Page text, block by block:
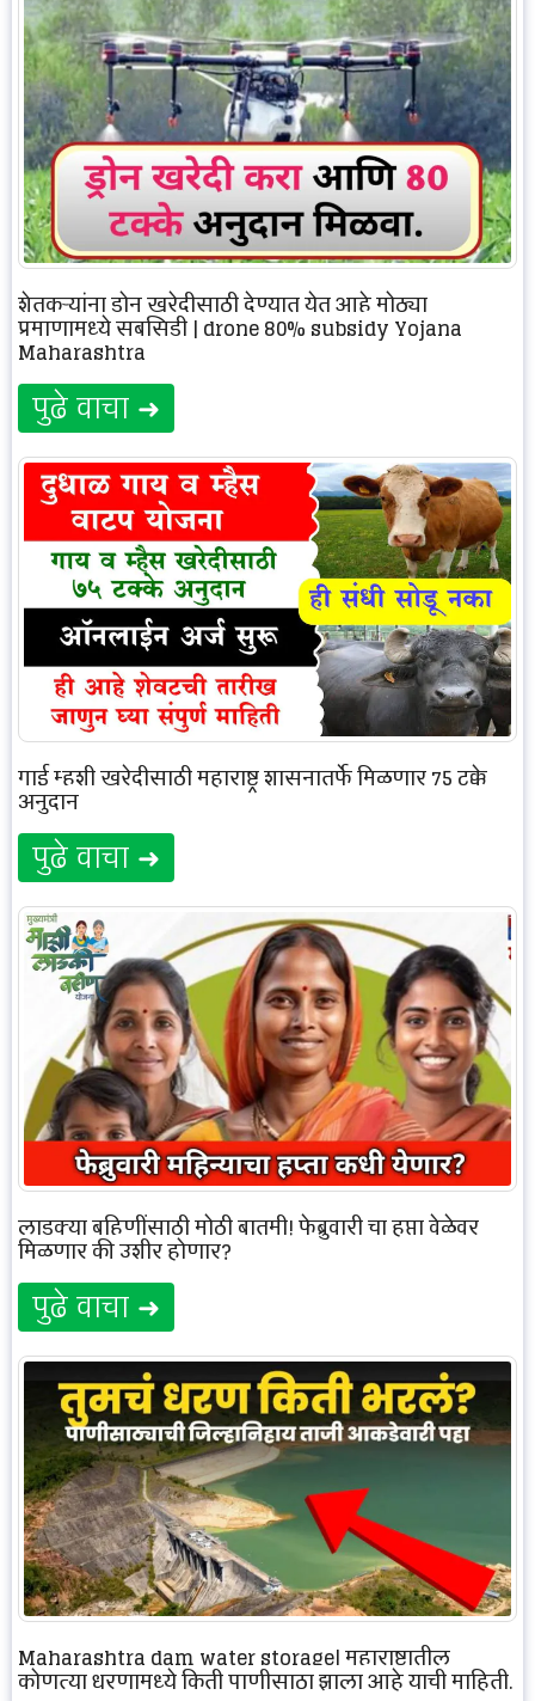
शेतकऱ्यांना ड्रोन खरेदीसाठी देण्यात येत आहे मोठ्या
प्रमाणामध्ये सबसिडी | drone 80% subsidy Yojana
Maharashtra
पुढे वाचा ➜
गाई म्हशी खरेदीसाठी महाराष्ट्र शासनातर्फे मिळणार 75 टक्के
अनुदान
पुढे वाचा ➜
लाडक्या बहिणींसाठी मोठी बातमी! फेब्रुवारी चा हप्ता वेळेवर
मिळणार की उशीर होणार?
पुढे वाचा ➜
Maharashtra dam water storage| महाराष्ट्रातील
कोणत्या धरणामध्ये किती पाणीसाठा झाला आहे याची माहिती.